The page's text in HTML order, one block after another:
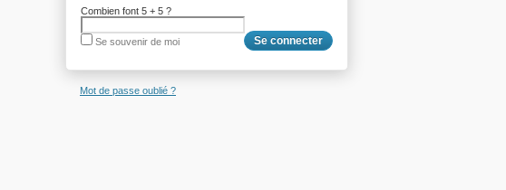
Combien font 5 + 5 ?
Se souvenir de moi
Mot de passe oublié ?